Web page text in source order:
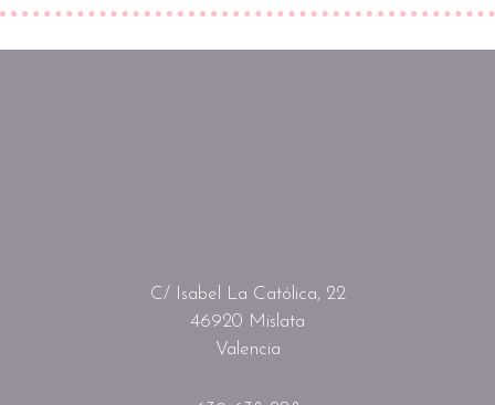
C/ Isabel La Católica, 22
46920 Mislata
Valencia